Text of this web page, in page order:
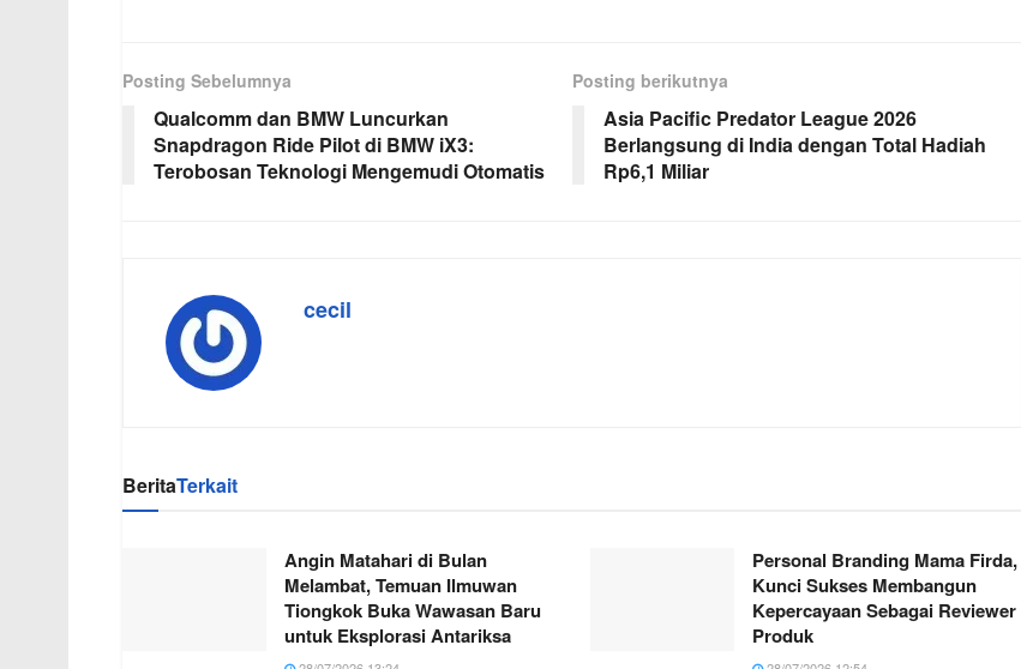
Posting Sebelumnya
Qualcomm dan BMW Luncurkan
Snapdragon Ride Pilot di BMW iX3:
Terobosan Teknologi Mengemudi Otomatis
Posting berikutnya
Asia Pacific Predator League 2026
Berlangsung di India dengan Total Hadiah
Rp6,1 Miliar
cecil
BeritaTerkait
Angin Matahari di Bulan
Melambat, Temuan Ilmuwan
Tiongkok Buka Wawasan Baru
untuk Eksplorasi Antariksa
Personal Branding Mama Firda,
Kunci Sukses Membangun
Kepercayaan Sebagai Reviewer
Produk